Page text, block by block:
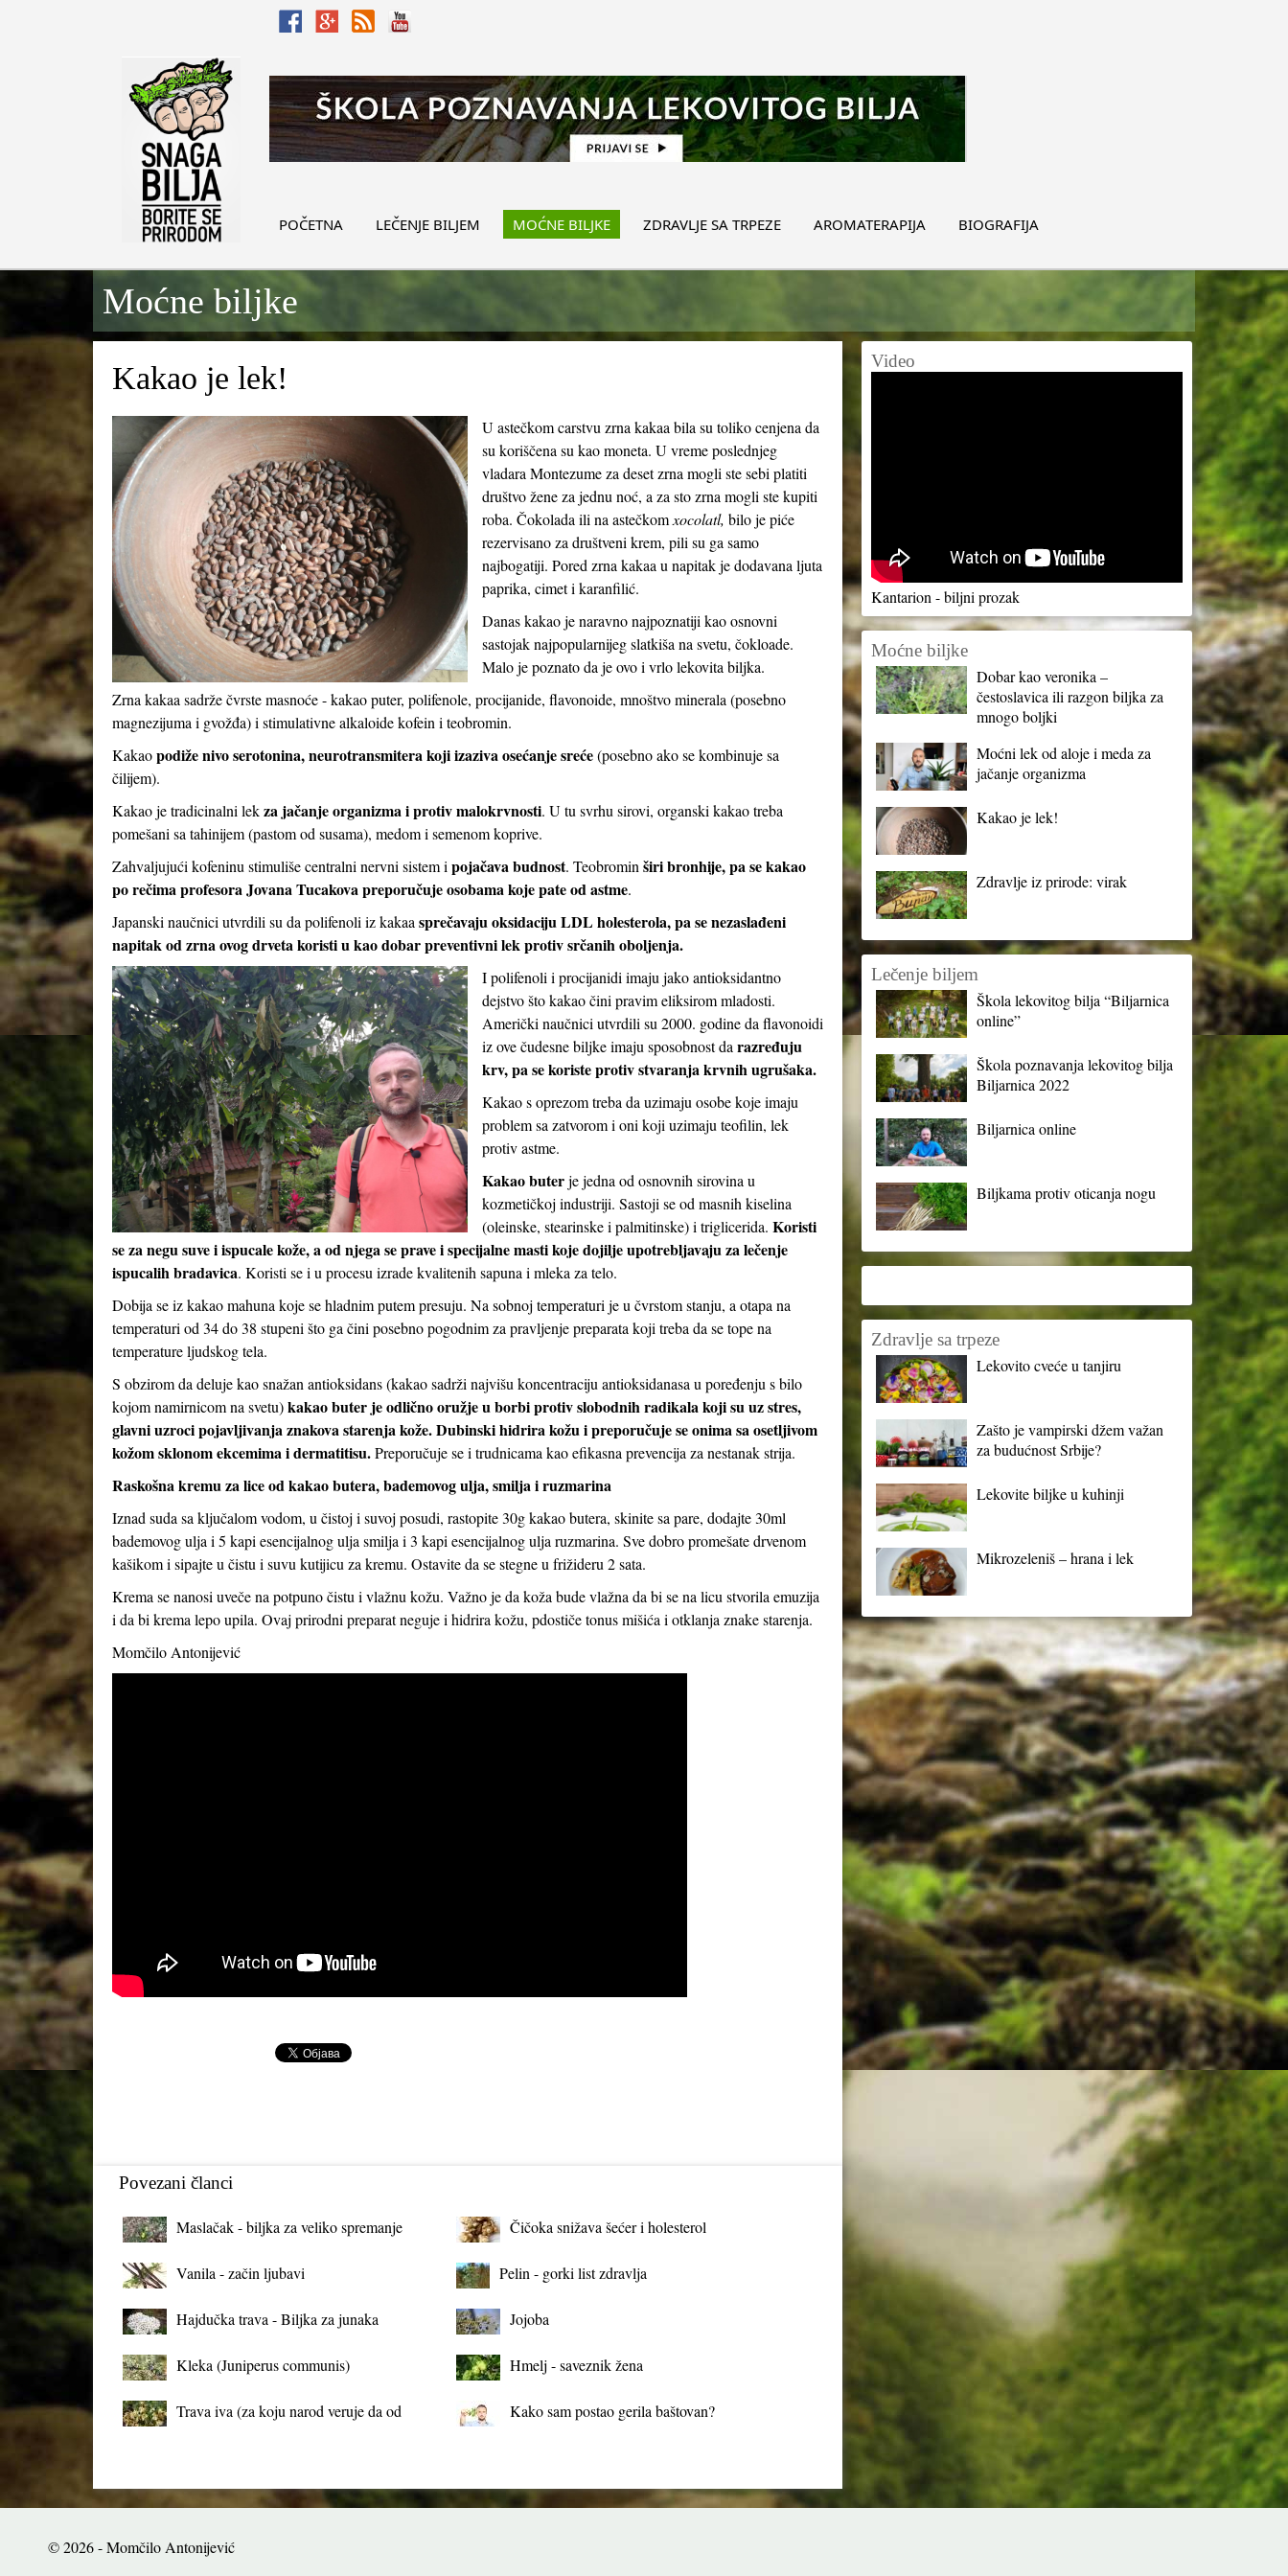
POČETNA LEČENJE BILJEM MOĆNE BILJKE ZDRAVLJE SA TRPEZE AROMATERAPIJA BIOGRAFIJA
Moćne biljke
Kakao je lek!
U astečkom carstvu zrna kakaa bila su toliko cenjena da
su koriščena su kao moneta. U vreme poslednjeg
vladara Montezume za deset zrna mogli ste sebi platiti
društvo žene za jednu noć, a za sto zrna mogli ste kupiti
roba. Čokolada ili na astečkomxocolatl, bilo je piće
rezervisano za društveni krem, pili su ga samo
najbogatiji. Pored zrna kakaa u napitak je dodavana ljuta
paprika, cimet i karanfilić.
Danas kakao je naravno najpoznatiji kao osnovni
sastojak najpopularnijeg slatkiša na svetu, čokloade.
Malo je poznato da je ovo i vrlo lekovita biljka.
Zrna kakaa sadrže čvrste masnoće - kakao puter, polifenole, procijanide, flavonoide, mnoštvo minerala (posebno
magnezijuma i gvožđa) i stimulativne alkaloide kofein i teobromin.
Kakaopodiže nivo serotonina, neurotransmitera koji izaziva osećanje sreće(posebno ako se kombinuje sa
čilijem).
Kakao je tradicinalni lekza jačanje organizma i protiv malokrvnosti. U tu svrhu sirovi, organski kakao treba
pomešani sa tahinijem (pastom od susama), medom i semenom koprive.
Zahvaljujući kofeninu stimuliše centralni nervni sistem i pojačava budnost. Teobromin širi bronhije, pa se kakao
po rečima profesora Jovana Tucakova preporučuje osobama koje pate od astme.
Japanski naučnici utvrdili su da polifenoli iz kakaa sprečavaju oksidaciju LDL holesterola, pa se nezaslađeni
napitak od zrna ovog drveta koristi u kao dobar preventivni lek protiv srčanih oboljenja.
I polifenoli i procijanidi imaju jako antioksidantno
dejstvo što kakao čini pravim eliksirom mladosti.
Američki naučnici utvrdili su 2000. godine da flavonoidi
iz ove čudesne biljke imaju sposobnost da razređuju
krv, pa se koriste protiv stvaranja krvnih ugrušaka.
Kakao s oprezom treba da uzimaju osobe koje imaju
problem sa zatvorom i oni koji uzimaju teofilin, lek
protiv astme.
Kakao buterje jedna od osnovnih sirovina u
kozmetičkoj industriji. Sastoji se od masnih kiselina
(oleinske, stearinske i palmitinske) i triglicerida. Koristi
se za negu suve i ispucale kože, a od njega se prave i specijalne masti koje dojilje upotrebljavaju za lečenje
ispucalih bradavica. Koristi se i u procesu izrade kvalitenih sapuna i mleka za telo.
Dobija se iz kakao mahuna koje se hladnim putem presuju. Na sobnoj temperaturi je u čvrstom stanju, a otapa na
temperaturi od 34 do 38 stupeni što ga čini posebno pogodnim za pravljenje preparata koji treba da se tope na
temperature ljudskog tela.
S obzirom da deluje kao snažan antioksidans (kakao sadrži najvišu koncentraciju antioksidanasa u poređenju s bilo
kojom namirnicom na svetu)kakao buter je odlično oružje u borbi protiv slobodnih radikala koji su uz stres,
glavni uzroci pojavljivanja znakova starenja kože. Dubinski hidrira kožu i preporučuje se onima sa osetljivom
kožom sklonom ekcemima i dermatitisu.Preporučuje se i trudnicama kao efikasna prevencija za nestanak strija.
Raskošna kremu za lice od kakao butera, bademovog ulja, smilja i ruzmarina
Iznad suda sa ključalom vodom, u čistoj i suvoj posudi, rastopite 30g kakao butera, skinite sa pare, dodajte 30ml
bademovog ulja i 5 kapi esencijalnog ulja smilja i 3 kapi esencijalnog ulja ruzmarina. Sve dobro promešate drvenom
kašikom i sipajte u čistu i suvu kutijicu za kremu. Ostavite da se stegne u frižideru 2 sata.
Krema se nanosi uveče na potpuno čistu i vlažnu kožu. Važno je da koža bude vlažna da bi se na licu stvorila emuzija
i da bi krema lepo upila. Ovaj prirodni preparat neguje i hidrira kožu, pdostiče tonus mišića i otklanja znake starenja.
Momčilo Antonijević
Povezani članci
Maslačak - biljka za veliko spremanje
Čičoka snižava šećer i holesterol
Vanila - začin ljubavi Pelin - gorki list zdravlja
Hajdučka trava - Biljka za junaka Jojoba
Kleka (Juniperus communis) Hmelj - saveznik žena
Trava iva (za koju narod veruje da od
Kako sam postao gerila baštovan?
Video
Kantarion - biljni prozak
Moćne biljke
Dobar kao veronika –
čestoslavica ili razgon biljka za
mnogo boljki
Moćni lek od aloje i meda za
jačanje organizma
Kakao je lek!
Zdravlje iz prirode: virak
Lečenje biljem
Škola lekovitog bilja “Biljarnica
online”
Škola poznavanja lekovitog bilja
Biljarnica 2022
Biljarnica online
Biljkama protiv oticanja nogu
Zdravlje sa trpeze
Lekovito cveće u tanjiru
Zašto je vampirski džem važan
za budućnost Srbije?
Lekovite biljke u kuhinji
Mikrozeleniš – hrana i lek
© 2026 - Momčilo Antonijević